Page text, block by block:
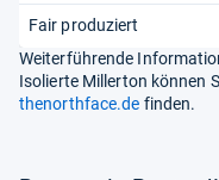
Fair produziert
Weiterführende
Isolierte Millerton können
thenorthface.de finden.